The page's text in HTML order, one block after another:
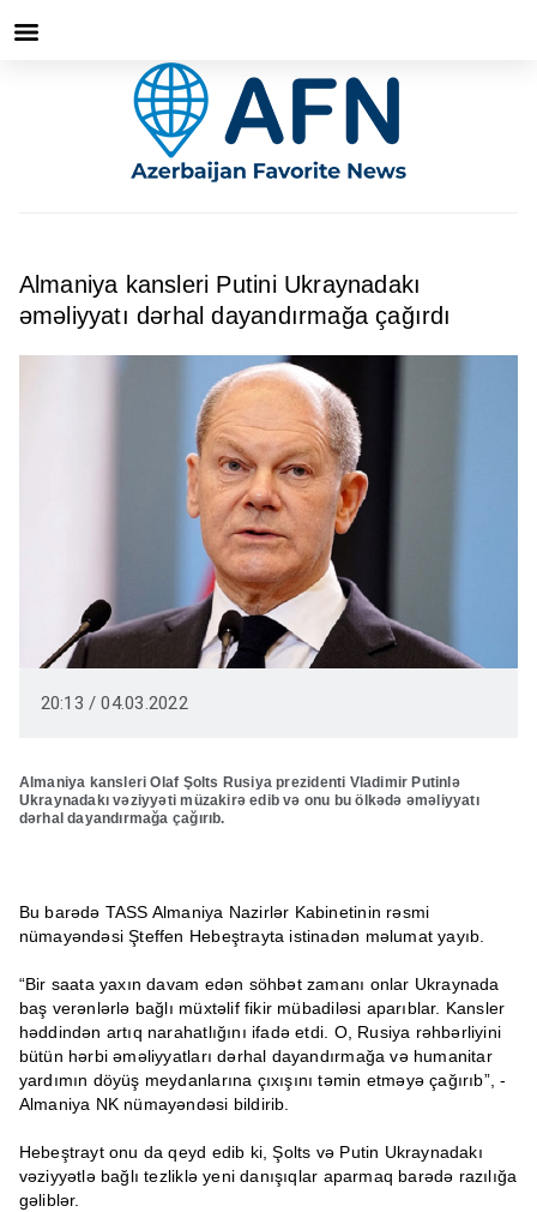
Almaniya kansleri Putini Ukraynadakı
əməliyyatı dərhal dayandırmağa çağırdı
20:13 / 04.03.2022
Almaniya kansleri Olaf Şolts Rusiya prezidenti Vladimir Putinlə
Ukraynadakı vəziyyəti müzakirə edib və onu bu ölkədə əməliyyatı
dərhal dayandırmağa çağırıb.
Bu barədə TASS Almaniya Nazirlər Kabinetinin rəsmi
nümayəndəsi Şteffen Hebeştrayta istinadən məlumat yayıb.
“Bir saata yaxın davam edən söhbət zamanı onlar Ukraynada
baş verənlərlə bağlı müxtəlif fikir mübadiləsi aparıblar. Kansler
həddindən artıq narahatlığını ifadə etdi. O, Rusiya rəhbərliyini
bütün hərbi əməliyyatları dərhal dayandırmağa və humanitar
yardımın döyüş meydanlarına çıxışını təmin etməyə çağırıb”, -
Almaniya NK nümayəndəsi bildirib.
Hebeştrayt onu da qeyd edib ki, Şolts və Putin Ukraynadakı
vəziyyətlə bağlı tezliklə yeni danışıqlar aparmaq barədə razılığa
gəliblər.